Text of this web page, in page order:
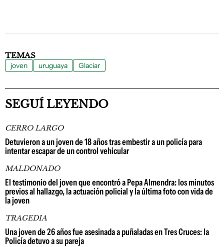
TEMAS
joven uruguaya Glaciar
SEGUÍ LEYENDO
CERRO LARGO
Detuvieron a un joven de 18 años tras embestir a un policía para
intentar escapar de un control vehicular
MALDONADO
El testimonio del joven que encontró a Pepa Almendra: los minutos
previos al hallazgo, la actuación policial y la última foto con vida de
la joven
TRAGEDIA
Una joven de 26 años fue asesinada a puñaladas en Tres Cruces: la
Policía detuvo a su pareja